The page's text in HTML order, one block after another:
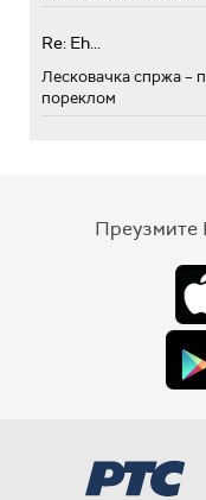
Re: Eh...
Лесковачка спржа –
пореклом
Преузмите